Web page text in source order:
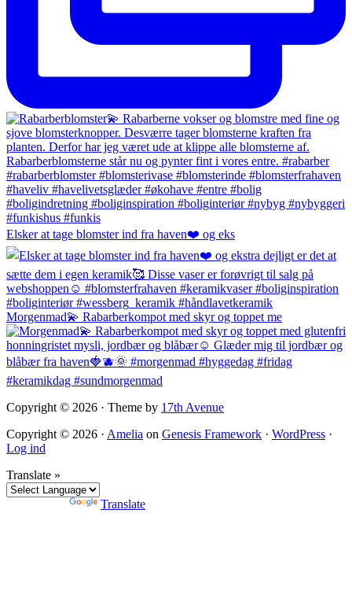
Elsker at tage blomster ind fra haven❤️ og eks
Morgenmad💫 Rabarberkompot med skyr og toppet me
Copyright © 2026 · Theme by 17th Avenue
Copyright © 2026 · Amelia on Genesis Framework · WordPress ·
Log ind
Translate »
Translate